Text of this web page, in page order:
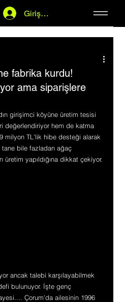
Giriş Yap
fabrika kurdu!
ama siparişlere
girişimci köyüne üretim tesisi
değerlendiriyor hem de katma
milyon TL'lik hibe desteği alarak
bile fazladan ağaç
yapıldığına dikkat çekiyor.
ancak talebi karşılayabilmek
bulunuyor. İşte genç
Çorum'da ailesinin 1996